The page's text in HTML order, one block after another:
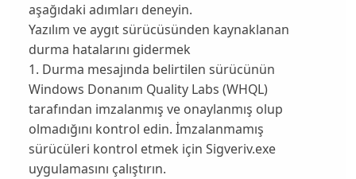
aşağıdaki adımları deneyin.
Yazılım ve aygıt sürücüsünden kaynaklanan
durma hatalarını gidermek
1. Durma mesajında belirtilen sürücünün
Windows Donanım Quality Labs (WHQL)
tarafından imzalanmış ve onaylanmış olup
olmadığını kontrol edin. İmzalanmamış
sürücüleri kontrol etmek için Sigveriv.exe
uygulamasını çalıştırın.